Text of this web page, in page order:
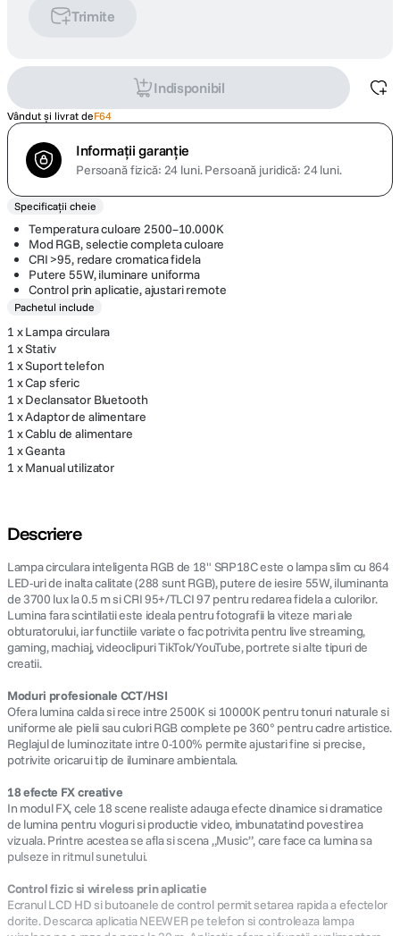
Trimite
Indisponibil
Vândut și livrat deF64
Informații garanție
Persoană fizică: 24 luni.Persoană juridică: 24 luni.
Specificații cheie
Temperatura culoare 2500–10.000K
Mod RGB, selectie completa culoare
CRI >95, redare cromatica fidela
Putere 55W, iluminare uniforma
Control prin aplicatie, ajustari remote
Pachetul include
1 x Lampa circulara
1 x Stativ
1 x Suport telefon
1 x Cap sferic
1 x Declansator Bluetooth
1 x Adaptor de alimentare
1 x Cablu de alimentare
1 x Geanta
1 x Manual utilizator
Descriere
Lampa circulara inteligenta RGB de 18" SRP18C este o lampa slim cu 864
LED-uri de inalta calitate (288 sunt RGB), putere de iesire 55W, iluminanta
de 3700 lux la 0.5 m si CRI 95+/TLCI 97 pentru redarea fidela a culorilor.
Lumina fara scintilatii este ideala pentru fotografii la viteze mari ale
obturatorului, iar functiile variate o fac potrivita pentru live streaming,
gaming, machiaj, videoclipuri TikTok/YouTube, portrete si alte tipuri de
creatii.
Moduri profesionale CCT/HSI
Ofera lumina calda si rece intre 2500K si 10000K pentru tonuri naturale si
uniforme ale pielii sau culori RGB complete pe 360° pentru cadre artistice.
Reglajul de luminozitate intre 0-100% permite ajustari fine si precise,
potrivite oricarui tip de iluminare ambientala.
18 efecte FX creative
In modul FX, cele 18 scene realiste adauga efecte dinamice si dramatice
de lumina pentru vloguri si productie video, imbunatatind povestirea
vizuala. Printre acestea se afla si scena „Music”, care face ca lumina sa
pulseze in ritmul sunetului.
Control fizic si wireless prin aplicatie
Ecranul LCD HD si butoanele de control permit setarea rapida a efectelor
dorite. Descarca aplicatia NEEWER pe telefon si controleaza lampa